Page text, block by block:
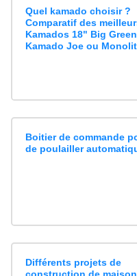
Quel kamado choisir ?
Comparatif des
Kamados 18" Big
Kamado Joe ou
Boitier de commande
de poulailler
Différents projets de